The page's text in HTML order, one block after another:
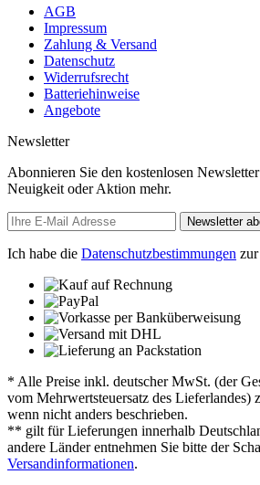
AGB
Impressum
Zahlung & Versand
Datenschutz
Widerrufsrecht
Batteriehinweise
Angebote
Newsletter
Abonnieren Sie den kostenlosen
Neuigkeit oder Aktion mehr.
Newsletter
Ich habe die Datenschutzbestimmungen
* Alle Preise inkl. deutscher MwSt. (der
vom Mehrwertsteuersatz des Lieferlandes)
wenn nicht anders beschrieben.
** gilt für Lieferungen innerhalb
andere Länder entnehmen Sie bitte der
Versandinformationen.